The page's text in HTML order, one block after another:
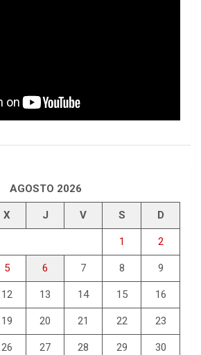
AGOSTO 2026
X J V S D
1 2
5 6 7 8 9
12 13 14 15 16
19 20 21 22 23
26 27 28 29 30